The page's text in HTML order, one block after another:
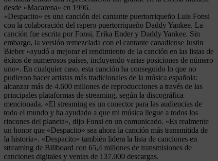
desde «Macarena» en 1996.
«Despacito» es una canción del cantante puertorriqueño Luis Fonsi
con la colaboración del rapero puertorriqueño Daddy Yankee. La
canción fue escrita por Fonsi, Erika Ender y Daddy Yankee. Sin
embargo, la versión remezclada con el cantante canadiense Justin
Bieber «ayudó a mejorar el rendimiento de la canción en las listas de
éxitos de numerosos países, incluyendo varias posiciones de número
uno». En cualquier caso, esta canción ha conseguido lo que no
pudieron hacer artistas más tradicionales de la música española:
alcanzar más de 4.600 millones de reproducciones a través de las
principales plataformas de streaming, según la discográfica
mencionada. «El streaming es un conector para las audiencias de
todo el mundo y ha ayudado a que mi música llegue a todos los
rincones del planeta», dijo Fonsi en un comunicado. «Es realmente
un honor que «Despacito» sea ahora la canción más transmitida de
la historia». «Despacito» también lidera la lista de canciones en
streaming de Billboard con 65,4 millones de transmisiones de
canciones digitales y ventas de 137.000 descargas.